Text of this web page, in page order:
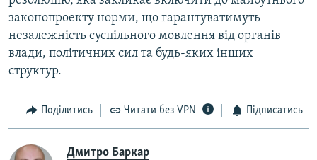
законопроекту норми, що гарантуватимуть
незалежність суспільного мовлення від органів
влади, політичних сил та будь-яких інших
структур.
Поділитись Читати без VPN Підписатись
Дмитро Баркар